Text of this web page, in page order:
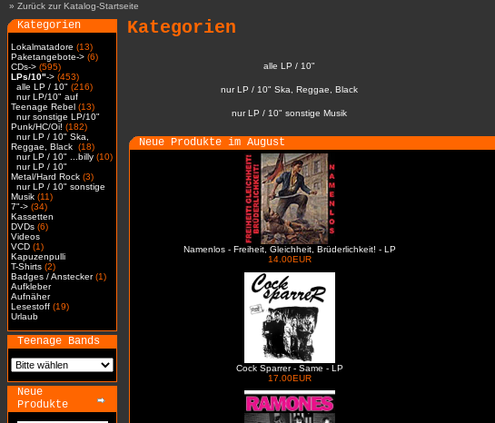
» Zurück zur Katalog-Startseite
Kategorien
Lokalmatadore (13)
Paketangebote-> (6)
CDs-> (595)
LPs/10"-> (453)
alle LP / 10" (216)
nur LP/10" auf
Teenage Rebel (13)
nur sonstige LP/10"
Punk/HC/Oi! (182)
nur LP / 10" Ska,
Reggae, Black (18)
nur LP / 10" ...billy (10)
nur LP / 10"
Metal/Hard Rock (3)
nur LP / 10" sonstige
Musik (11)
7"-> (34)
Kassetten
DVDs (6)
Videos
VCD (1)
Kapuzenpulli
T-Shirts (2)
Badges / Anstecker(1)
Aufkleber
Aufnäher
Lesestoff (19)
Urlaub
Teenage Bands
Neue
Produkte
Kategorien
alle LP / 10"
nur LP / 10" Ska, Reggae, Black
nur LP / 10" sonstige Musik
Neue Produkte im August
Namenlos - Freiheit, Gleichheit, Brüderlichkeit! - LP
14.00EUR
Cock Sparrer - Same - LP
17.00EUR